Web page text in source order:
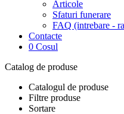
Articole
Sfaturi funerare
FAQ (intrebare -
Contacte
0 Cosul
Catalog de produse
Catalogul de produse
Filtre produse
Sortare